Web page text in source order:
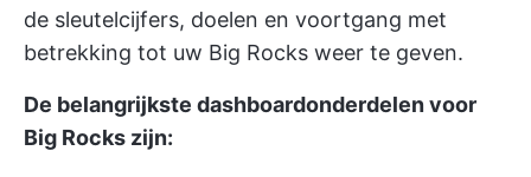
de sleutelcijfers, doelen en voortgang met
betrekking tot uw Big Rocks weer te geven.
De belangrijkste dashboardonderdelen voor
Big Rocks zijn: